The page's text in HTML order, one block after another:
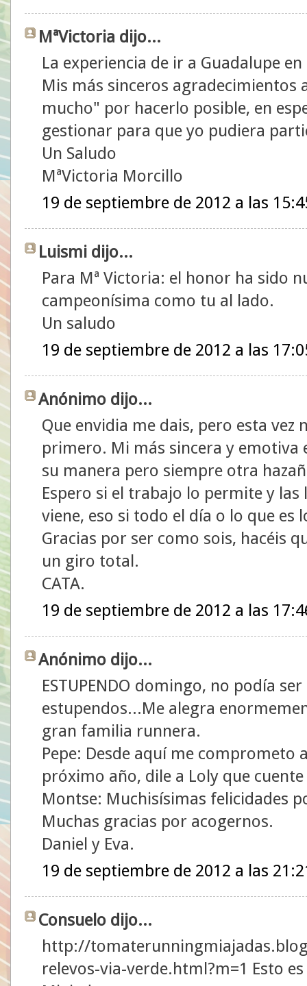
MªVictoria dijo...
La experiencia de ir a Guadalupe
Mis más sinceros agradecimientos
mucho" por hacerlo posible, en
gestionar para que yo pudiera
Un Saludo
MªVictoria Morcillo
19 de septiembre de 2012 a las
Luismi dijo...
Para Mª Victoria: el honor ha sido
campeonísima como tu al lado.
Un saludo
19 de septiembre de 2012 a las
Anónimo dijo...
Que envidia me dais, pero esta
primero. Mi más sincera y emotiva
su manera pero siempre otra
Espero si el trabajo lo permite y
viene, eso si todo el día o lo que
Gracias por ser como sois, hacéis
un giro total.
CATA.
19 de septiembre de 2012 a las
Anónimo dijo...
ESTUPENDO domingo, no podía
estupendos...Me alegra
gran familia runnera.
Pepe: Desde aquí me comprometo
próximo año, dile a Loly que
Montse: Muchisísimas felicidades
Muchas gracias por acogernos.
Daniel y Eva.
19 de septiembre de 2012 a las
Consuelo dijo...
http://
relevos-via-verde.html?m=1 Esto